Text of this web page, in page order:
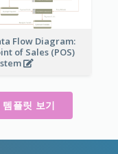
Flow Diagram:
of Sales (POS)
플릿 보기